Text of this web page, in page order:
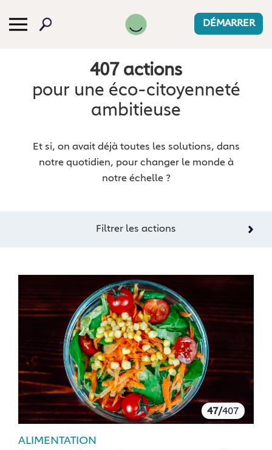
DÉMARRER
407 actions
pour une éco⁠-⁠citoyenneté
ambitieuse
Et si, on avait déjà toutes les solutions, dans
notre quotidien, pour changer le monde à
notre échelle ?
Filtrer les actions
47/407
ALIMENTATION